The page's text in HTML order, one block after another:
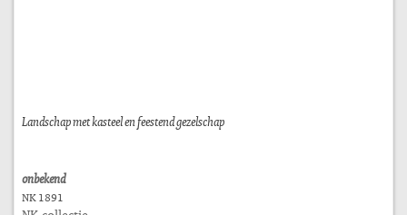
Landschap met kasteel en feestend gezelschap
onbekend
NK 1891